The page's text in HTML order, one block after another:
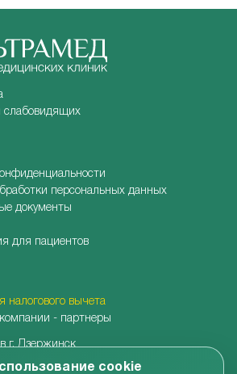
cookie
слабовидящих
персональных данных
документы
для пациентов
налогового вычета
- партнеры
г. Дзержинск
г. Кстово